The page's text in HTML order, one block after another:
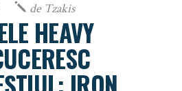
de Tzakis
HEAVY